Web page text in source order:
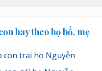
hay theo họ bố, mẹ
con trai họ Nguyễn